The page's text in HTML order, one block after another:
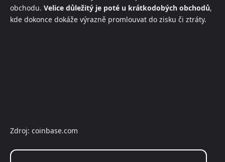
obchodu. Velice důležitý je poté u krátkodobých obchodů,
kde dokonce dokáže výrazně promlouvat do zisku či ztráty.
Zdroj: coinbase.com